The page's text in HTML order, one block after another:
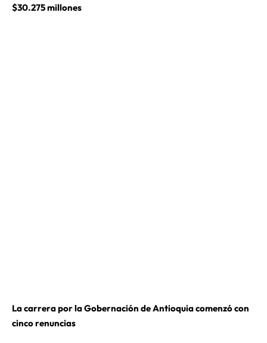
$30.275 millones
La carrera por la Gobernación de Antioquia comenzó con
cinco renuncias